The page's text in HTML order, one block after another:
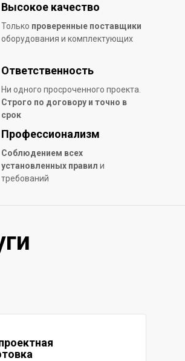
Ни одного просроченного проекта.
Строго по договору и точно в
срок
Ответственность
Профессионализм
Соблюдением всех
установленных правил и
требований
Только проверенные поставщики
оборудования и комплектующих
Высокое качество